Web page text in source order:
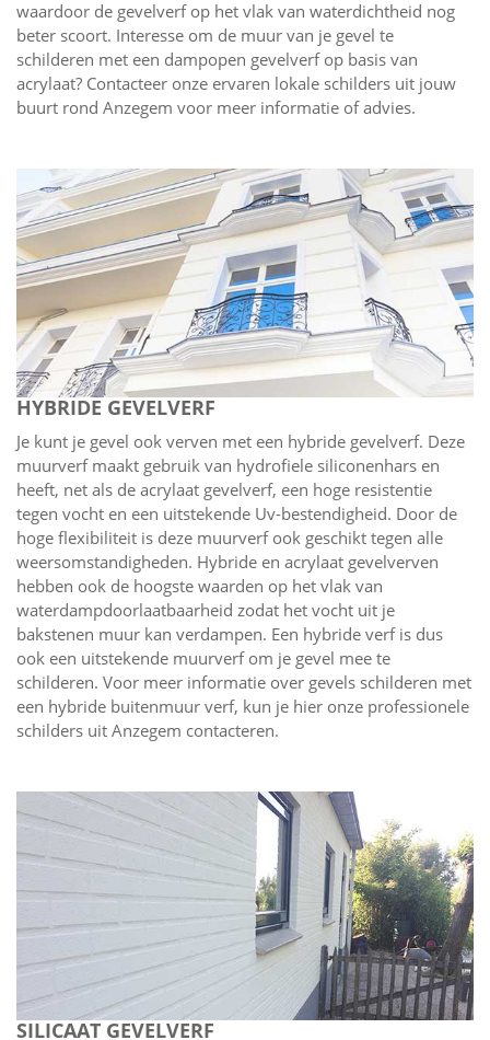
waardoor de gevelverf op het vlak van waterdichtheid nog
beter scoort. Interesse om de muur van je gevel te
schilderen met een dampopen gevelverf op basis van
acrylaat? Contacteer onze ervaren lokale schilders uit jouw
buurt rond Anzegem voor meer informatie of advies.
HYBRIDE GEVELVERF
Je kunt je gevel ook verven met een hybride gevelverf. Deze
muurverf maakt gebruik van hydrofiele siliconenhars en
heeft, net als de acrylaat gevelverf, een hoge resistentie
tegen vocht en een uitstekende Uv-bestendigheid. Door de
hoge flexibiliteit is deze muurverf ook geschikt tegen alle
weersomstandigheden. Hybride en acrylaat gevelverven
hebben ook de hoogste waarden op het vlak van
waterdampdoorlaatbaarheid zodat het vocht uit je
bakstenen muur kan verdampen. Een hybride verf is dus
ook een uitstekende muurverf om je gevel mee te
schilderen. Voor meer informatie over gevels schilderen met
een hybride buitenmuur verf, kun je hier onze professionele
schilders uit Anzegem contacteren.
SILICAAT GEVELVERF